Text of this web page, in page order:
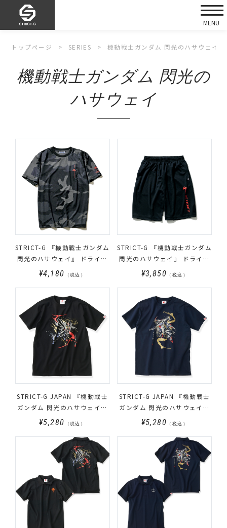
トップページ SERIES 機動戦士ガンダム 閃光のハサウェイ
機動戦士ガンダム 閃光の
ハサウェイ
STRICT-G 『機動戦士ガンダム
閃光のハサウェイ』 ドライカ
モフラージュTシャツ マフテ
¥4,180 （税込）
STRICT-G 『機動戦士ガンダム
閃光のハサウェイ』 ドライハ
ーフパンツ マフティー
¥3,850 （税込）
STRICT-G JAPAN 『機動戦士
ガンダム 閃光のハサウェイ』
Tシャツ 筆絵風Ξ（クスィー）
¥5,280 （税込）
STRICT-G JAPAN 『機動戦士
ガンダム 閃光のハサウェイ』
Tシャツ 筆絵風ペーネロペー
¥5,280 （税込）